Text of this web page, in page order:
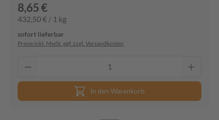
8,65 €
432,50 € / 1 kg
sofort lieferbar
Preise inkl. MwSt. ggf. zzgl. Versandkosten
In den Warenkorb